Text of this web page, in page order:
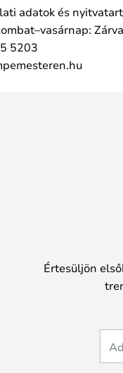
adatok és
Zárva
5203
Értesüljön